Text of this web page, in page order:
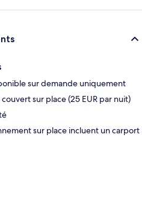
sur demande uniquement
sur place (25 EUR par nuit)
sur place incluent un carport